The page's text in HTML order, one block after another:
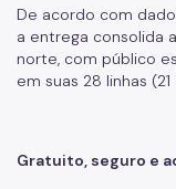
De acordo com
a entrega consolida
norte, com público
em suas 28 linhas
Gratuito, seguro e